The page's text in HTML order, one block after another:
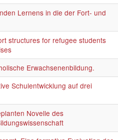
Lernens in die der Fort- und
structures for refugee students
Erwachsenenbildung.
Schulentwicklung auf drei
Novelle des